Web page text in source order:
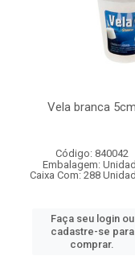
Vela branca 5cm
Código: 840042
Embalagem:
Caixa Com: 288
Faça seu login ou
cadastre-se para
comprar.